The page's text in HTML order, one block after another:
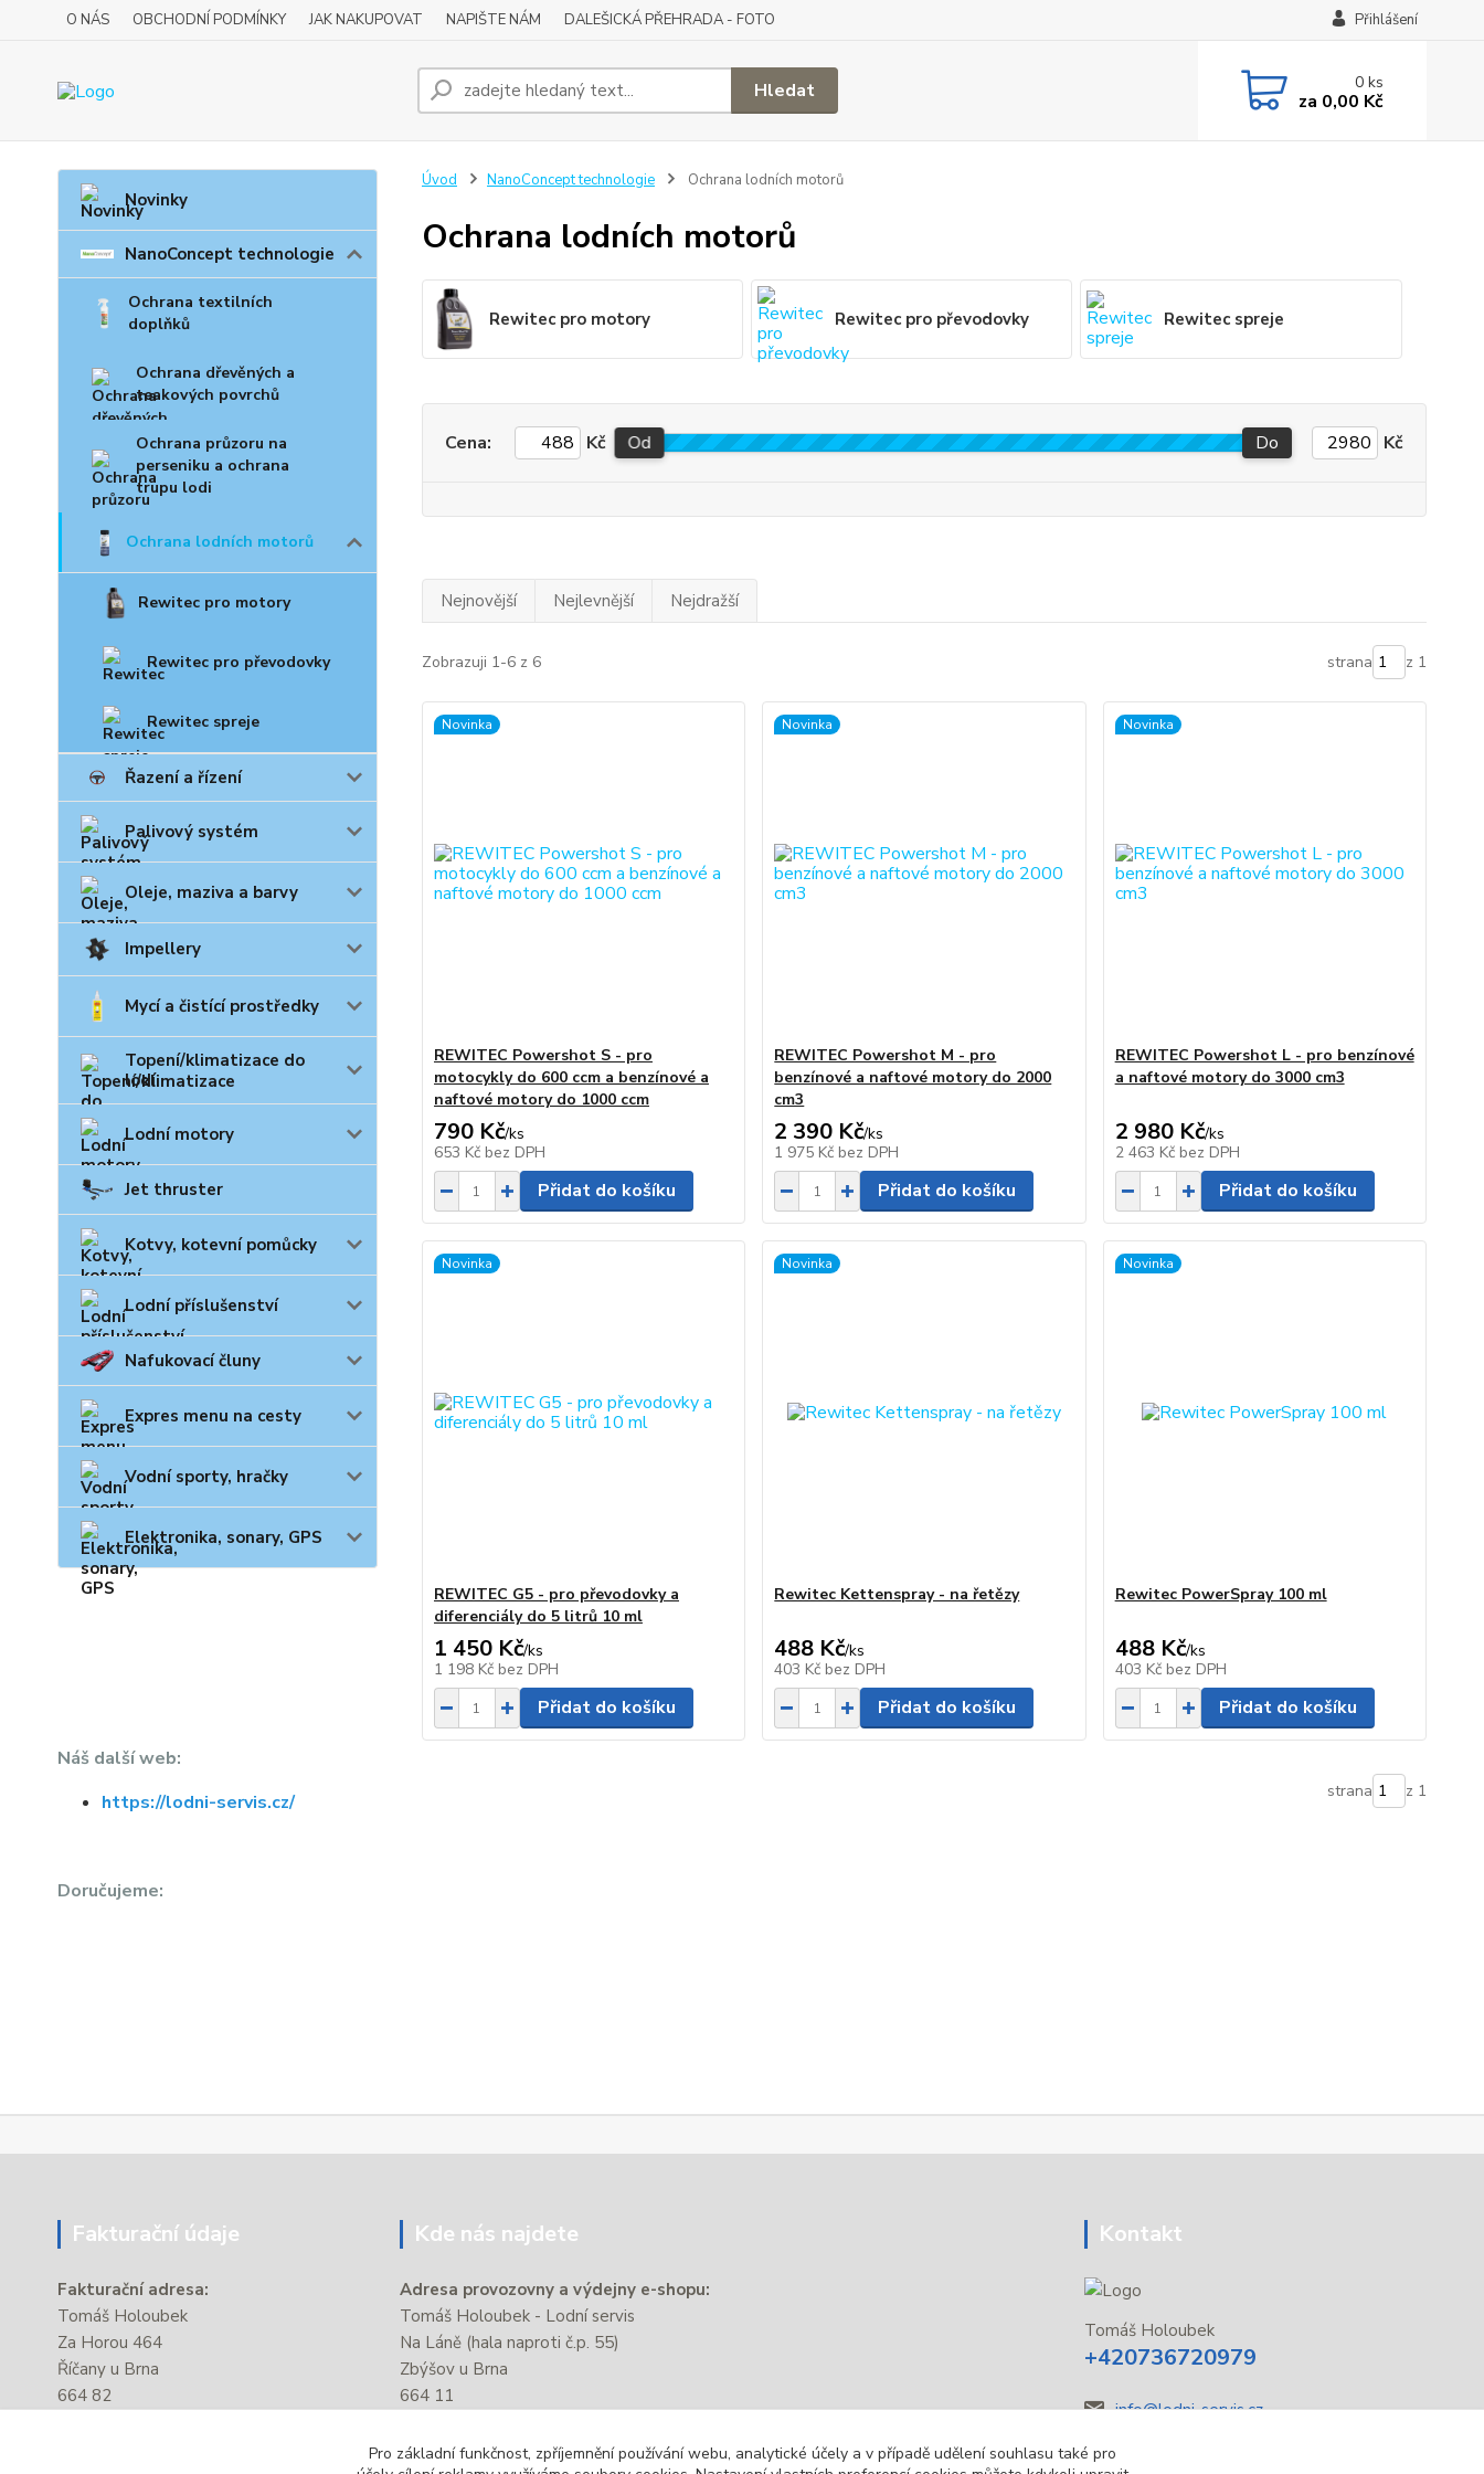
O NÁS OBCHODNÍ PODMÍNKY JAK NAKUPOVAT NAPIŠTE NÁM DALEŠICKÁ PŘEHRADA - FOTO Přihlášení
Hledat 0ks
za 0,00 Kč
Novinky
NanoConcept technologie
Ochrana textilních
doplňků
Ochrana dřevěných a
teakových povrchů
Ochrana průzoru na
perseniku a ochrana
trupu lodi
Ochrana lodních motorů
Rewitec pro motory
Rewitec pro převodovky
Rewitec spreje
Řazení a řízení
Palivový systém
Oleje, maziva a barvy
Impellery
Mycí a čistící prostředky
Topení/klimatizace do
lodí
Lodní motory
Jet thruster
Kotvy, kotevní pomůcky
Lodní příslušenství
Nafukovací čluny
Expres menu na cesty
Vodní sporty, hračky
Elektronika, sonary, GPS
Náš další web:
https://lodni-servis.cz/
Doručujeme:
Úvod NanoConcept technologie Ochrana lodních motorů
Ochrana lodních motorů
Rewitec pro motory Rewitec pro převodovky Rewitec spreje
Cena: Kč Od Do Kč
Nejnovější Nejlevnější Nejdražší
Zobrazuji 1-6 z 6 strana z 1
Novinka
REWITEC Powershot S - pro
motocykly do 600 ccm a benzínové a
naftové motory do 1000 ccm
790 Kč/ks
653 Kč bez DPH
Přidat do košíku
Novinka
REWITEC Powershot M - pro
benzínové a naftové motory do 2000
cm3
2 390 Kč/ks
1 975 Kč bez DPH
Přidat do košíku
Novinka
REWITEC Powershot L - pro benzínové
a naftové motory do 3000 cm3
2 980 Kč/ks
2 463 Kč bez DPH
Přidat do košíku
Novinka
REWITEC G5 - pro převodovky a
diferenciály do 5 litrů 10 ml
1 450 Kč/ks
1 198 Kč bez DPH
Přidat do košíku
Novinka
Rewitec Kettenspray - na řetězy
488 Kč/ks
403 Kč bez DPH
Přidat do košíku
Novinka
Rewitec PowerSpray 100 ml
488 Kč/ks
403 Kč bez DPH
Přidat do košíku
strana z 1
Fakturační údaje
Fakturační adresa:
Tomáš Holoubek
Za Horou 464
Říčany u Brna
664 82
Kde nás najdete
Adresa provozovny a výdejny e-shopu:
Tomáš Holoubek - Lodní servis
Na Láně (hala naproti č.p. 55)
Zbýšov u Brna
664 11
autobusové zastávky Zbýšov-Městský
Kontakt
Tomáš Holoubek
+420736720979
info@lodni-servis.cz
Pro základní funkčnost, zpříjemnění používání webu, analytické účely a v případě udělení souhlasu také pro